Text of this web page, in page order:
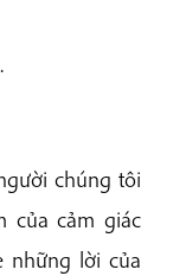
chúng tôi
của cảm giác
những lời của